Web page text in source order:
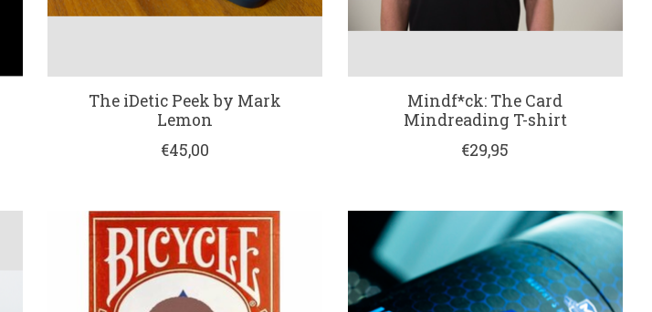
The iDetic Peek by Mark
Lemon
€45,00
Mindf*ck: The Card
Mindreading T-shirt
€29,95